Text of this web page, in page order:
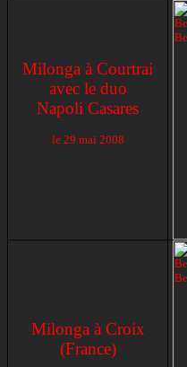
Milonga à Courtrai
avec le duo
Napoli Casares
le 29 mai 2008
Milonga à Croix
(France)